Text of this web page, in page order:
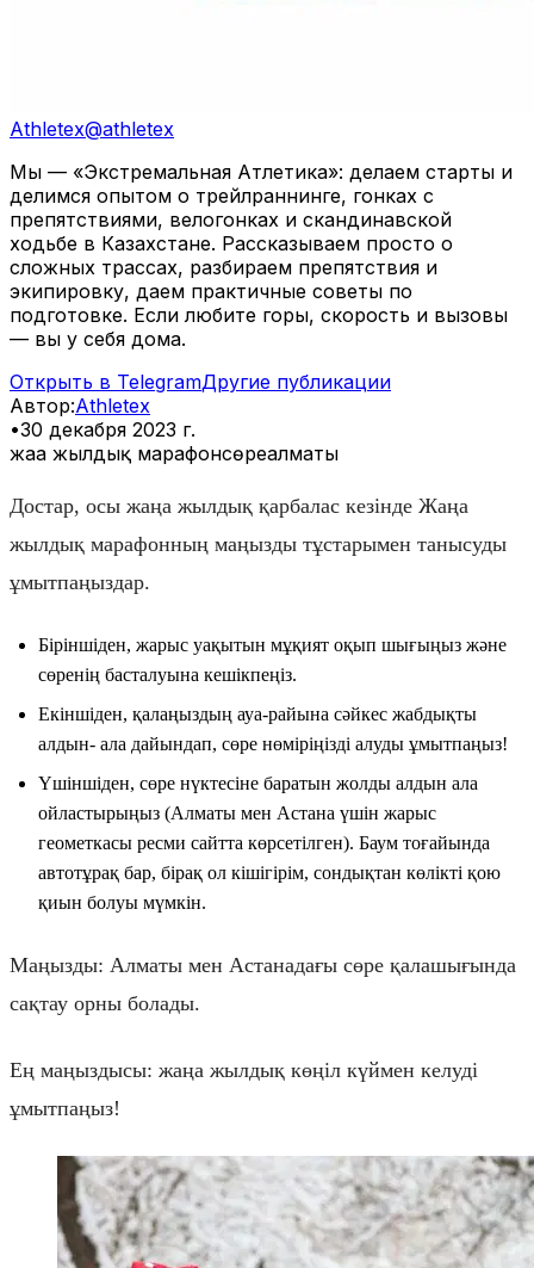
Athletex@athletex
Мы — «Экстремальная Атлетика»: делаем старты и
делимся опытом о трейлраннинге, гонках с
препятствиями, велогонках и скандинавской
ходьбе в Казахстане. Рассказываем просто о
сложных трассах, разбираем препятствия и
экипировку, даем практичные советы по
подготовке. Если любите горы, скорость и вызовы
— вы у себя дома.
Открыть в TelegramДругие публикации
Автор:Athletex
•30 декабря 2023 г.
жаңа жылдық марафонсөреалматы
Достар, осы жаңа жылдық қарбалас кезінде Жаңа
жылдық марафонның маңызды тұстарымен танысуды
ұмытпаңыздар.
Біріншіден, жарыс уақытын мұқият оқып шығыңыз және
сөренің басталуына кешікпеңіз.
Екіншіден, қалаңыздың ауа-райына сәйкес жабдықты
алдын- ала дайындап, сөре нөміріңізді алуды ұмытпаңыз!
Үшіншіден, сөре нүктесіне баратын жолды алдын ала
ойластырыңыз (Алматы мен Астана үшін жарыс
геометкасы ресми сайтта көрсетілген). Баум тоғайында
автотұрақ бар, бірақ ол кішігірім, сондықтан көлікті қою
қиын болуы мүмкін.
Маңызды: Алматы мен Астанадағы сөре қалашығында
сақтау орны болады.
Ең маңыздысы: жаңа жылдық көңіл күймен келуді
ұмытпаңыз!